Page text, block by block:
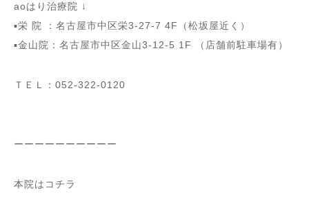
aoはり治療院 ↓
▪️栄 院 ：名古屋市中区栄3-27-7 4F（松坂屋近く）
▪️金山院：名古屋市中区金山3-12-5 1F （店舗前駐車場有）
ＴＥＬ：052-322-0120
ーーーーーーーーーー
本院はコチラ